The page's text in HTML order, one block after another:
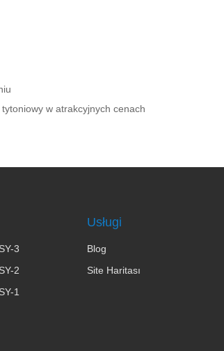
w atrakcyjnych cenach
3
2
1
Usługi
Blog
Site Haritası